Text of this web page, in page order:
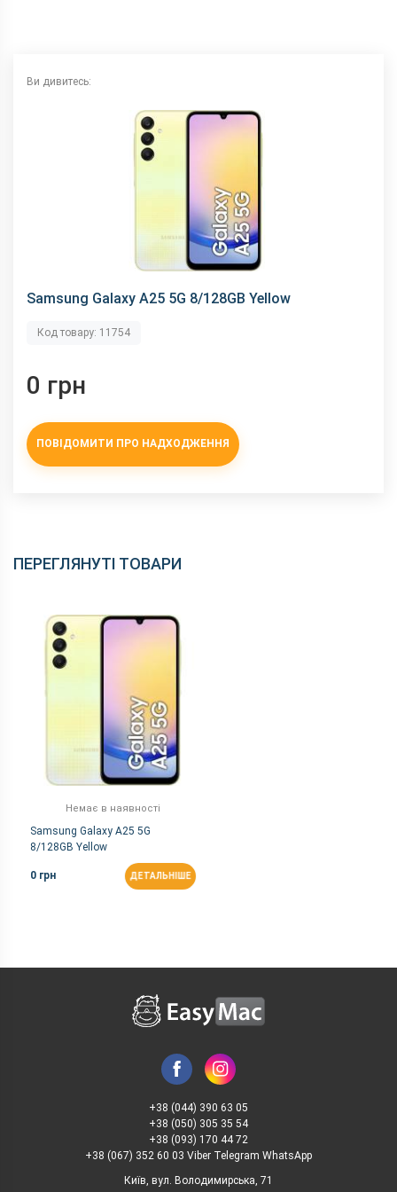
Ви дивитесь:
Samsung Galaxy A25 5G 8/128GB Yellow
Код товару: 11754
0 грн
ПОВІДОМИТИ ПРО НАДХОДЖЕННЯ
ПЕРЕГЛЯНУТІ ТОВАРИ
Немає в наявності
Samsung Galaxy A25 5G
8/128GB Yellow
0 грн ДЕТАЛЬНІШЕ
+38 (044) 390 63 05
+38 (050) 305 35 54
+38 (093) 170 44 72
+38 (067) 352 60 03 Viber Telegram WhatsApp
Київ, вул. Володимирська, 71